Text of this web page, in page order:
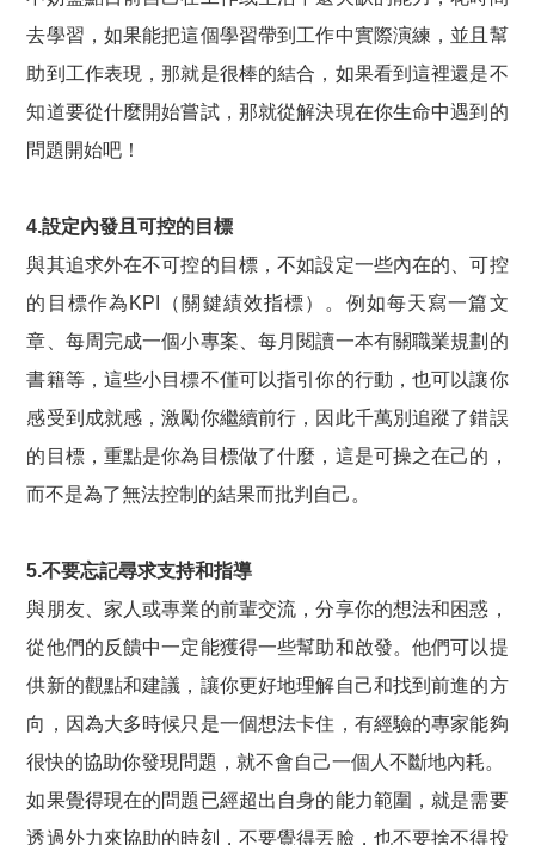
去學習，如果能把這個學習帶到工作中實際演練，並且幫
助到工作表現，那就是很棒的結合，如果看到這裡還是不
知道要從什麼開始嘗試，那就從解決現在你生命中遇到的
問題開始吧！
4.設定內發且可控的目標
與其追求外在不可控的目標，不如設定一些內在的、可控
的目標作為KPI（關鍵績效指標）。例如每天寫一篇文
章、每周完成一個小專案、每月閱讀一本有關職業規劃的
書籍等，這些小目標不僅可以指引你的行動，也可以讓你
感受到成就感，激勵你繼續前行，因此千萬別追蹤了錯誤
的目標，重點是你為目標做了什麼，這是可操之在己的，
而不是為了無法控制的結果而批判自己。
5.不要忘記尋求支持和指導
與朋友、家人或專業的前輩交流，分享你的想法和困惑，
從他們的反饋中一定能獲得一些幫助和啟發。他們可以提
供新的觀點和建議，讓你更好地理解自己和找到前進的方
向，因為大多時候只是一個想法卡住，有經驗的專家能夠
很快的協助你發現問題，就不會自己一個人不斷地內耗。
如果覺得現在的問題已經超出自身的能力範圍，就是需要
透過外力來協助的時刻，不要覺得丟臉，也不要捨不得投